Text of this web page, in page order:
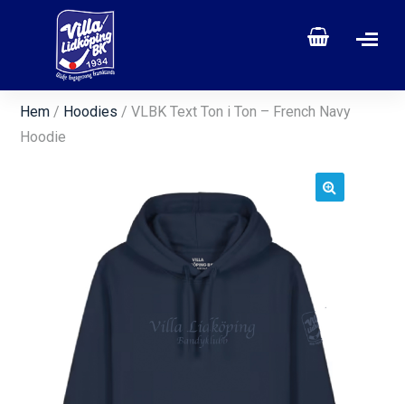
Hem / Hoodies / VLBK Text Ton i Ton – French Navy
Hoodie